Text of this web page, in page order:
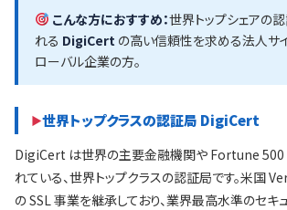
こんな方におすすめ：世界トップシェアの
れる DigiCert の高い信頼性を求める法人サ
ローバル企業の方。
世界トップクラスの認証局 DigiCert
DigiCert は世界の主要金融機関や Fortune 500
れている、世界トップクラスの認証局です。米国
の SSL 事業を継承しており、業界最高水準のセキ